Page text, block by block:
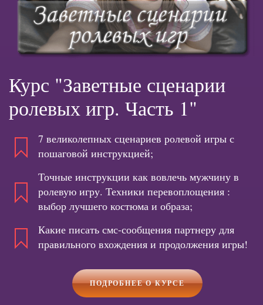
Курс "Заветные сценарии
ролевых игр. Часть 1"
7 великолепных сценариев ролевой игры с
пошаговой инструкцией;
Точные инструкции как вовлечь мужчину в
ролевую игру. Техники перевоплощения :
выбор лучшего костюма и образа;
Какие писать смс-сообщения партнеру для
правильного вхождения и продолжения игры!
ПОДРОБНЕЕ О КУРСЕ